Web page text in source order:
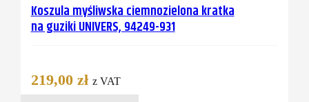
Koszula myśliwska ciemnozielona kratka
na guziki UNIVERS, 94249-931
219,00 zł z VAT